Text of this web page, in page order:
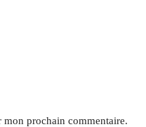
prochain commentaire.